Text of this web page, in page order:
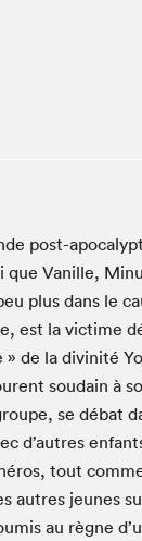
post-
Vanille,
plus dans le
est la vic­time
» de la divinité
soudain à
se débat
d’autres
tout
autres jeunes
au règne